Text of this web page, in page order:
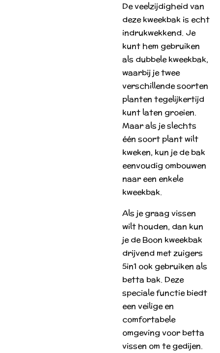
De veelzijdigheid van
deze kweekbak is echt
indrukwekkend. Je
kunt hem gebruiken
als dubbele kweekbak,
waarbij je twee
verschillende soorten
planten tegelijkertijd
kunt laten groeien.
Maar als je slechts
één soort plant wilt
kweken, kun je de bak
eenvoudig ombouwen
naar een enkele
kweekbak.
Als je graag vissen
wilt houden, dan kun
je de Boon kweekbak
drijvend met zuigers
5in1 ook gebruiken als
betta bak. Deze
speciale functie biedt
een veilige en
comfortabele
omgeving voor betta
vissen om te gedijen.